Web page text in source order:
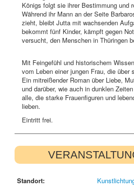
Königs folgt sie ihrer Bestimmung und
Während ihr Mann an der Seite
zieht, bleibt Jutta mit wachsenden
bekommt fünf Kinder, kämpft gegen
versucht, den Menschen in Thüringen
Mit Feingefühl und historischem
vom Leben einer jungen Frau, die über
Ein mitreißender Roman über Liebe,
und darüber, wie auch in dunklen
alle, die starke Frauenfiguren und
lieben.
Eintritt frei.
Standort: